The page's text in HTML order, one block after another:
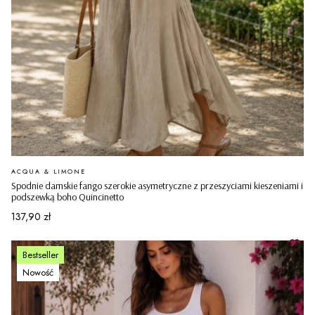
Spodnie damskie fango szerokie asymetryczne z przeszyciami kieszeniami i
podszewką boho Quincinetto
PRODUCENT
ACQUA & LIMONE
Cena
137,90 zł
Bestseller
Nowość